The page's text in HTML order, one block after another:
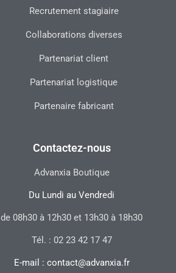
Recrutement stagiaire
Collaborations diverses
Partenariat client
Partenariat logistique
Partenaire fabricant
Contactez-nous
Advanxia Boutique
Du Lundi au Vendredi
de 08h30 à 12h30 et 13h30 à 18h30
Tél. : 02 23 42 17 47
E-mail : contact@advanxia.fr